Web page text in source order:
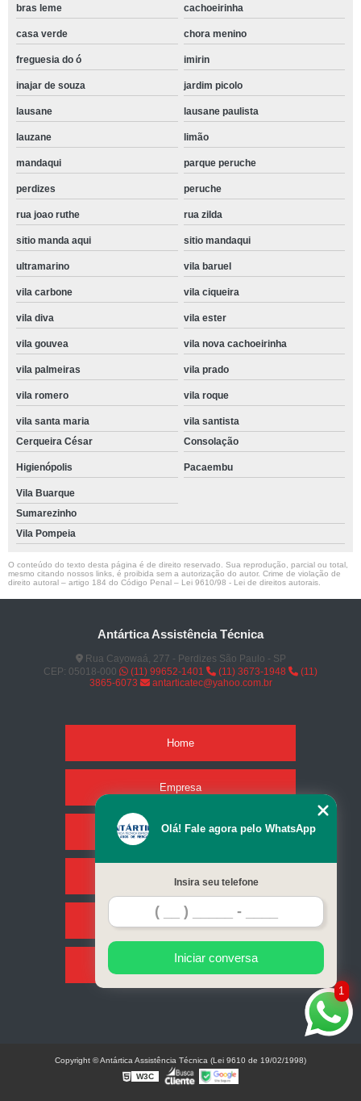
bras leme cachoeirinha
casa verde chora menino
freguesia do ó imirin
inajar de souza jardim picolo
lausane lausane paulista
lauzane limão
mandaqui parque peruche
perdizes peruche
rua joao ruthe rua zilda
sitio manda aqui sitio mandaqui
ultramarino vila baruel
vila carbone vila ciqueira
vila diva vila ester
vila gouvea vila nova cachoeirinha
vila palmeiras vila prado
vila romero vila roque
vila santa maria
vila santista
Cerqueira César
Consolação
Higienópolis Pacaembu
Vila Buarque
Sumarezinho
Vila Pompeia
O conteúdo do texto desta página é de direito reservado. Sua reprodução, parcial ou total,
mesmo citando nossos links, é proibida sem a autorização do autor. Crime de violação de
direito autoral – artigo 184 do Código Penal – Lei 9610/98 - Lei de direitos autorais
Antártica Assistência Técnica
Rua Cayowaá, 277 - Perdizes São Paulo - SP
CEP: 05018-000
(11) 99652-1401 (11) 3673-1948
(11)
3865-6073
antarticatec@yahoo.com.br
Home
Empresa
Missão
Serviços
Contato
Mapa do site
1
Olá! Fale agora pelo WhatsApp
Insira seu telefone
Iniciar conversa
Copyright © Antártica Assistência Técnica (Lei 9610 de 19/02/1998)
W3C